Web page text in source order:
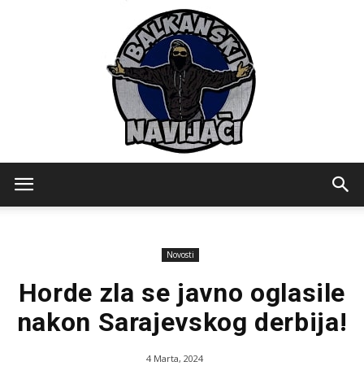
Novosti
Horde zla se javno oglasile
nakon Sarajevskog derbija!
4 Marta, 2024